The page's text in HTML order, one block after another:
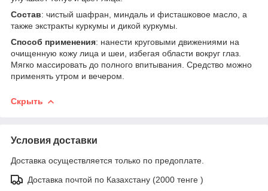
Состав: чистый шафран, миндаль и фисташковое масло, а
также экстракты куркумы и дикой куркумы.
Способ применения: нанести круговыми движениями на
очищенную кожу лица и шеи, избегая области вокруг глаз.
Мягко массировать до полного впитывания. Средство можно
применять утром и вечером.
Скрыть
Условия доставки
Доставка осуществляется только по предоплате.
Доставка почтой по Казахстану (2000 тенге )